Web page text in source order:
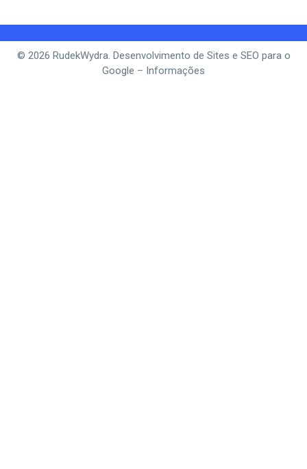
© 2026 RudekWydra. Desenvolvimento de Sites e SEO para o
Google – Informações